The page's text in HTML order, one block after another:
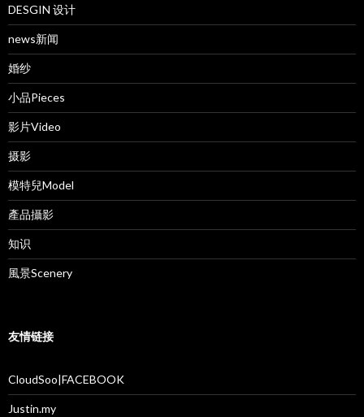
DESGIN 设计
news新闻
婚纱
小品Pieces
影片Video
摄影
模特兒Model
產品攝影
知识
風景Scenery
友情链接
CloudSoo|FACEBOOK
Justin.my